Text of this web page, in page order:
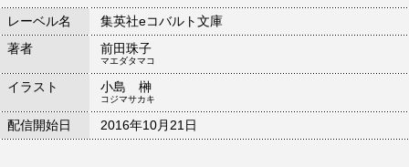
レーベル名
集英社eコバルト文庫
著者
前田珠子
マエダタマコ
イラスト 小島 榊
コジマサカキ
配信開始日 2016年10月21日